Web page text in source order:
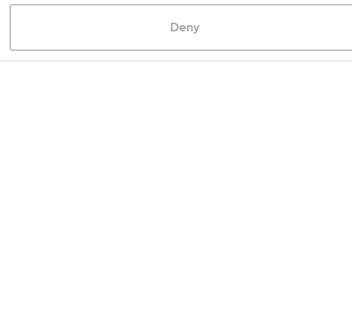
Deny
20% sleva(1 902)